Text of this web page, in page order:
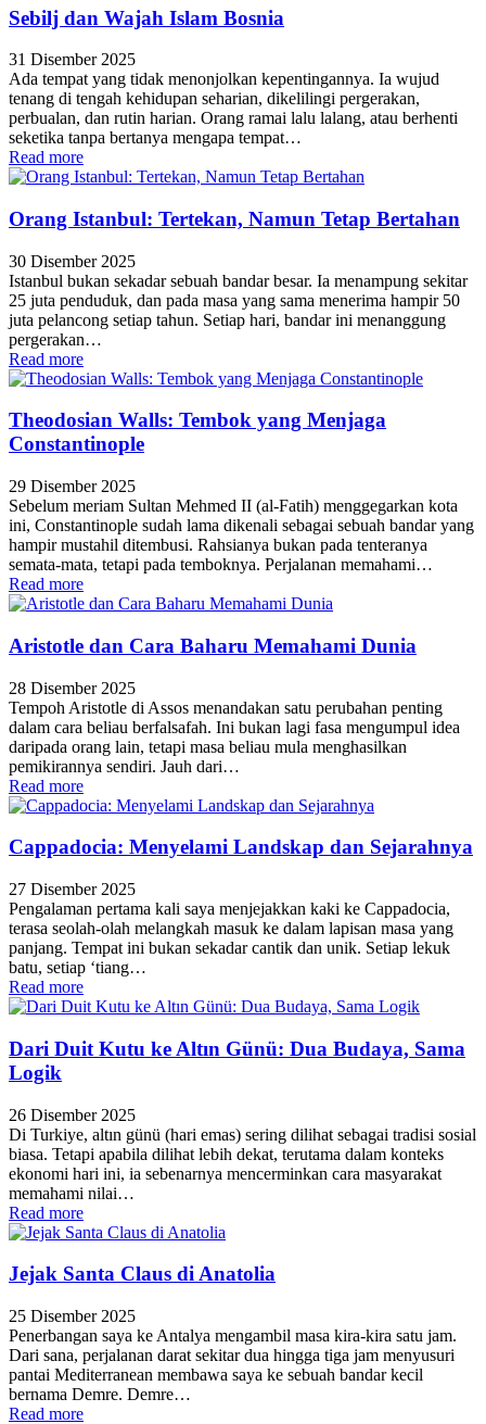
Sebilj dan Wajah Islam Bosnia
31 Disember 2025
Ada tempat yang tidak menonjolkan kepentingannya. Ia wujud
tenang di tengah kehidupan seharian, dikelilingi pergerakan,
perbualan, dan rutin harian. Orang ramai lalu lalang, atau berhenti
seketika tanpa bertanya mengapa tempat…
Read more
Orang Istanbul: Tertekan, Namun Tetap Bertahan
30 Disember 2025
Istanbul bukan sekadar sebuah bandar besar. Ia menampung sekitar
25 juta penduduk, dan pada masa yang sama menerima hampir 50
juta pelancong setiap tahun. Setiap hari, bandar ini menanggung
pergerakan…
Read more
Theodosian Walls: Tembok yang Menjaga
Constantinople
29 Disember 2025
Sebelum meriam Sultan Mehmed II (al-Fatih) menggegarkan kota
ini, Constantinople sudah lama dikenali sebagai sebuah bandar yang
hampir mustahil ditembusi. Rahsianya bukan pada tenteranya
semata-mata, tetapi pada temboknya. Perjalanan memahami…
Read more
Aristotle dan Cara Baharu Memahami Dunia
28 Disember 2025
Tempoh Aristotle di Assos menandakan satu perubahan penting
dalam cara beliau berfalsafah. Ini bukan lagi fasa mengumpul idea
daripada orang lain, tetapi masa beliau mula menghasilkan
pemikirannya sendiri. Jauh dari…
Read more
Cappadocia: Menyelami Landskap dan Sejarahnya
27 Disember 2025
Pengalaman pertama kali saya menjejakkan kaki ke Cappadocia,
terasa seolah-olah melangkah masuk ke dalam lapisan masa yang
panjang. Tempat ini bukan sekadar cantik dan unik. Setiap lekuk
batu, setiap ‘tiang…
Read more
Dari Duit Kutu ke Altın Günü: Dua Budaya, Sama
Logik
26 Disember 2025
Di Turkiye, altın günü (hari emas) sering dilihat sebagai tradisi sosial
biasa. Tetapi apabila dilihat lebih dekat, terutama dalam konteks
ekonomi hari ini, ia sebenarnya mencerminkan cara masyarakat
memahami nilai…
Read more
Jejak Santa Claus di Anatolia
25 Disember 2025
Penerbangan saya ke Antalya mengambil masa kira-kira satu jam.
Dari sana, perjalanan darat sekitar dua hingga tiga jam menyusuri
pantai Mediterranean membawa saya ke sebuah bandar kecil
bernama Demre. Demre…
Read more